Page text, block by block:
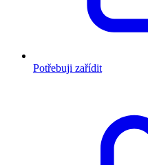
Potřebuji zařídit